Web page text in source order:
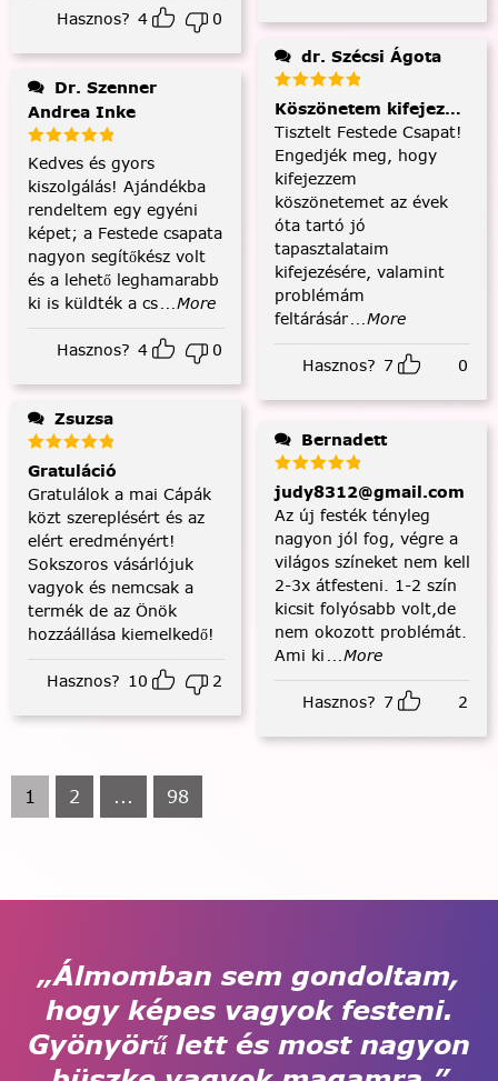
Hasznos? 4 0
Andrea Inke
Kedves és gyors
kiszolgálás! Ajándékba
rendeltem egy egyéni
képet; a Festede csapata
nagyon segítőkész volt
és a lehető leghamarabb
ki is küldték a cs...More
Hasznos? 4 0
Zsuzsa
Gratuláció
Gratulálok a mai Cápák
közt szereplésért és az
elért eredményért!
Sokszoros vásárlójuk
vagyok és nemcsak a
termék de az Önök
hozzáállása kiemelkedő!
Hasznos? 10 2
dr. Szécsi Ágota
Köszönetem kifejezése
Tisztelt Festede Csapat!
Engedjék meg, hogy
kifejezzem
köszönetemet az évek
óta tartó jó
tapasztalataim
kifejezésére, valamint
problémám
feltárásár...More
Hasznos? 7 0
Bernadett
judy8312@gmail.com
Az új festék tényleg
nagyon jól fog, végre a
világos színeket nem kell
2-3x átfesteni. 1-2 szín
kicsit folyósabb volt,de
nem okozott problémát.
Ami ki ...More
Hasznos? 7 2
1 2 ... 98
„Álmomban sem gondoltam,
hogy képes vagyok festeni.
Gyönyörű lett és most nagyon